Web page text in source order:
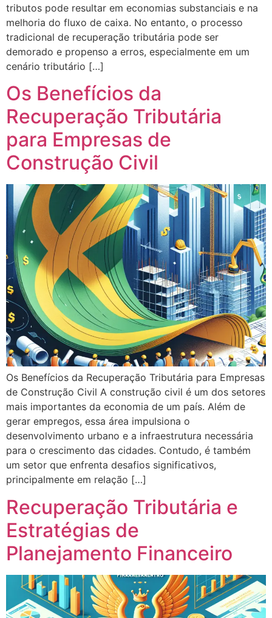
tributos pode resultar em economias substanciais e na
melhoria do fluxo de caixa. No entanto, o processo
tradicional de recuperação tributária pode ser
demorado e propenso a erros, especialmente em um
cenário tributário […]
Os Benefícios da
Recuperação Tributária
para Empresas de
Construção Civil
Os Benefícios da Recuperação Tributária para Empresas
de Construção Civil A construção civil é um dos setores
mais importantes da economia de um país. Além de
gerar empregos, essa área impulsiona o
desenvolvimento urbano e a infraestrutura necessária
para o crescimento das cidades. Contudo, é também
um setor que enfrenta desafios significativos,
principalmente em relação […]
Recuperação Tributária e
Estratégias de
Planejamento Financeiro